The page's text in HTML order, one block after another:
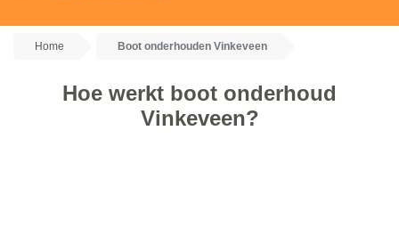
Home Boot onderhouden Vinkeveen
Hoe werkt boot onderhoud
Vinkeveen?